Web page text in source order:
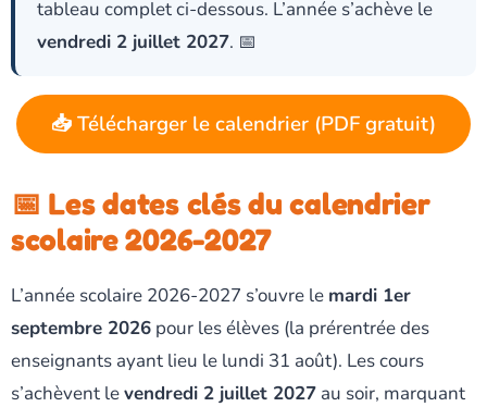
tableau complet ci-dessous. L’année s’achève le
vendredi 2 juillet 2027. 📅
📥 Télécharger le calendrier (PDF gratuit)
📅 Les dates clés du calendrier
scolaire 2026-2027
L’année scolaire 2026-2027 s’ouvre le mardi 1er
septembre 2026 pour les élèves (la prérentrée des
enseignants ayant lieu le lundi 31 août). Les cours
s’achèvent levendredi 2 juillet 2027 au soir, marquant